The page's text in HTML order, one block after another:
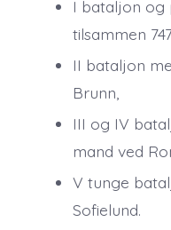
I bataljon og
tilsammen
II bataljon
Brunn,
III og IV
mand ved
V tunge
Sofielund.